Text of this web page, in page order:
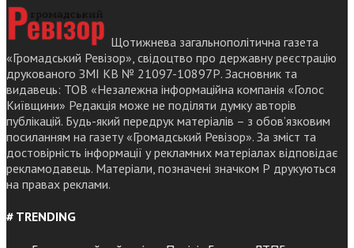
Щотижнева загальнополітична газета
«Громадський Ревізор», свідоцтво про державну реєстрацію
друкованого ЗМІ КВ № 21097-10897Р. Засновник та
видавець: ТОВ «Незалежна інформаційна компанія «Голос
Київщини» Редакція може не поділяти думку авторів
публікацій. Будь-який передрук матеріалів – з обов’язковим
посиланням на газету «Громадський Ревізор». За зміст та
достовірність інформації у рекламних матеріалах відповідає
рекламодавець. Матеріали, позначені значком Р друкуються
на правах реклами.
# TRENDING